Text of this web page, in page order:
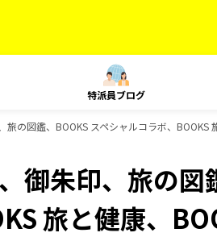
特派員ブログ
の図鑑、BOOKS スペシャルコラボ、BOOKS
御朱印、旅の図
旅と健康、